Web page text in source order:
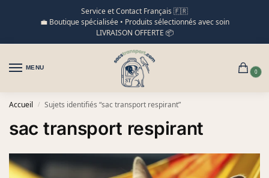
Service et Contact Français 🇫🇷
💼 Boutique spécialisée • Produits sélectionnés avec soin
LIVRAISON OFFERTE 📦
MENU
0
Accueil / Sujets identifiés “sac transport respirant”
sac transport respirant